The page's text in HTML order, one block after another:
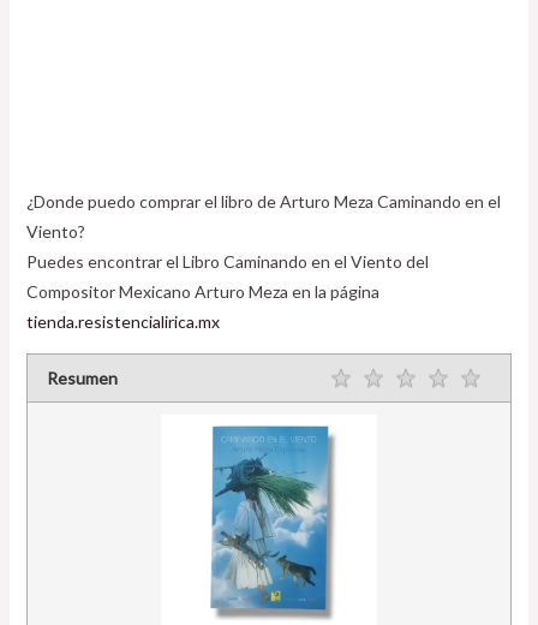
¿Donde puedo comprar el libro de Arturo Meza Caminando en el
Viento?
Puedes encontrar el Libro Caminando en el Viento del
Compositor Mexicano Arturo Meza en la página
tienda.resistencialirica.mx
Resumen